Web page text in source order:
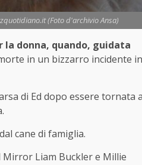
(Foto d'archivio Ansa)
donna, quando, guidata
in un bizzarro incidente in
di Ed dopo essere tornata
cane di famiglia.
Mirror Liam Bucklere Millie